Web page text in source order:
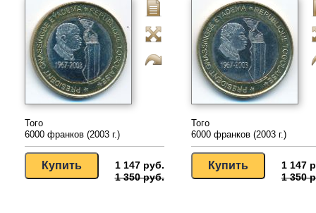
Того
6000 франков (2003 г.)
1 147 руб.
1 350 руб.
Того
6000 франков (2003 г.)
1 147
1 350